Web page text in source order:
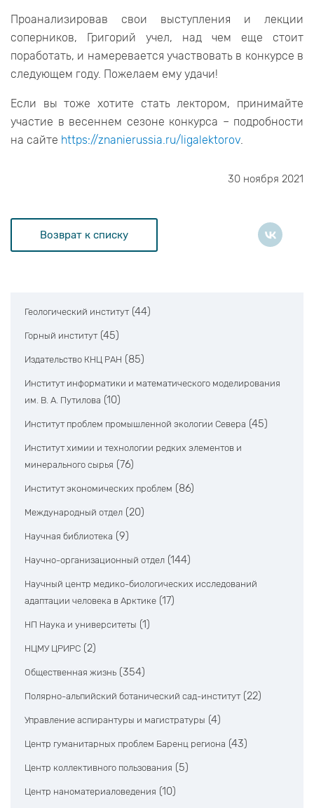
Проанализировав свои выступления и лекции
соперников, Григорий учел, над чем еще стоит
поработать, и намеревается участвовать в конкурсе в
следующем году. Пожелаем ему удачи!
Если вы тоже хотите стать лектором, принимайте
участие в весеннем сезоне конкурса – подробности
на сайте https://znanierussia.ru/ligalektorov.
30 ноября 2021
Возврат к списку
Геологический институт (44)
Горный институт (45)
Издательство КНЦ РАН (85)
Институт информатики и математического моделирования
им. В. А. Путилова (10)
Институт проблем промышленной экологии Севера (45)
Институт химии и технологии редких элементов и
минерального сырья (76)
Институт экономических проблем (86)
Международный отдел (20)
Научная библиотека (9)
Научно-организационный отдел (144)
Научный центр медико-биологических исследований
адаптации человека в Арктике (17)
НП Наука и университеты (1)
НЦМУ ЦРИРС (2)
Общественная жизнь (354)
Полярно-альпийский ботанический сад-институт (22)
Управление аспирантуры и магистратуры (4)
Центр гуманитарных проблем Баренц региона (43)
Центр коллективного пользования (5)
Центр наноматериаловедения (10)